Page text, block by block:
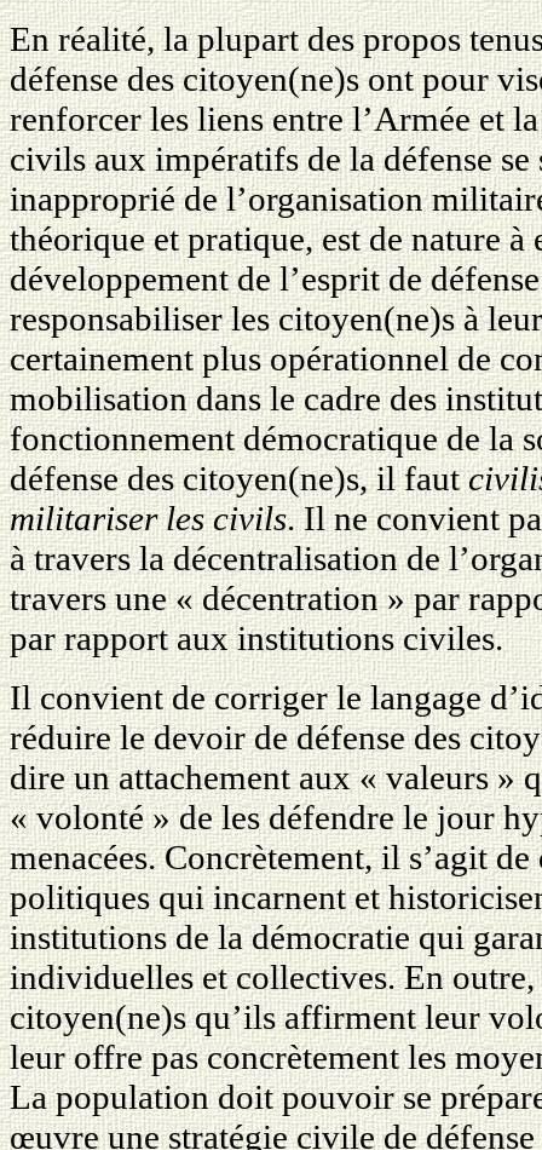
En réalité, la plupart des propos
défense des citoyen(ne)s ont pour
renforcer les liens entre l’Armée et
civils aux impératifs de la défense
inapproprié de l’organisation
théorique et pratique, est de nature
développement de l’esprit de
responsabiliser les citoyen(ne)s à
certainement plus opérationnel de
mobilisation dans le cadre des
fonctionnement démocratique de la
défense des citoyen(ne)s, il faut
militariser les civils. Il ne convient
à travers la décentralisation de
travers une « décentration » par
par rapport aux institutions civiles.
Il convient de corriger le langage
réduire le devoir de défense des
dire un attachement aux « valeurs
« volonté » de les défendre le jour
menacées. Concrètement, il s’agit
politiques qui incarnent et
institutions de la démocratie qui
individuelles et collectives. En outre,
citoyen(ne)s qu’ils affirment leur
leur offre pas concrètement les
La population doit pouvoir se
œuvre une stratégie civile de